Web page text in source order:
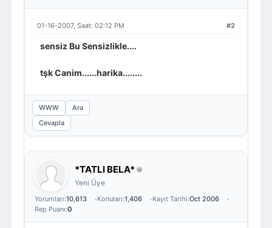
#2
01-16-2007, Saat: 02:12 PM
sensiz Bu Sensizlikle....
tşk Canim......harika........
WWW
Ara
Cevapla
*TATLI BELA*
Yeni Üye
Yorumları:10,613 Konuları:1,406 Kayıt Tarihi:Oct 2006
Rep Puanı:0